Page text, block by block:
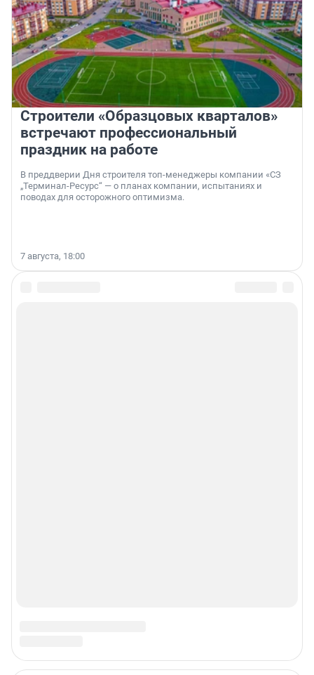
Строители «Образцовых кварталов»
встречают профессиональный
праздник на работе
В преддверии Дня строителя топ-менеджеры компании «СЗ
„Терминал-Ресурс“ — о планах компании, испытаниях и
поводах для осторожного оптимизма.
7 августа, 18:00